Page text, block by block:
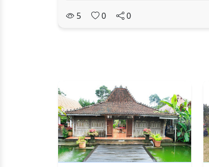
5 0 0